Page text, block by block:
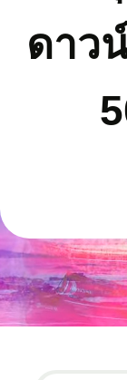
ดาว